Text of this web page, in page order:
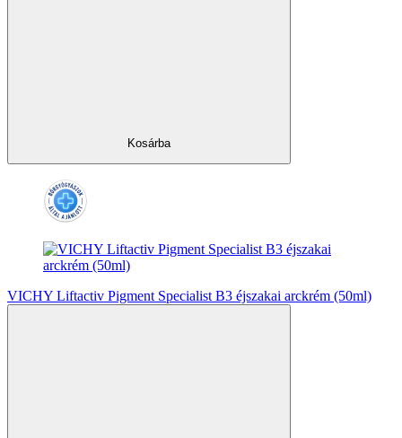
Kosárba
VICHY Liftactiv Pigment Specialist B3 éjszakai arckrém (50ml)